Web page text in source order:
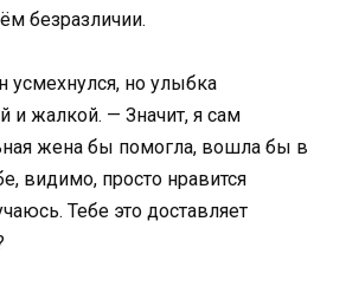
безразличии.
усмехнулся, но улыбка
и жалкой. — Значит, я сам
жена бы помогла, вошла бы в
видимо, просто нравится
Тебе это доставляет